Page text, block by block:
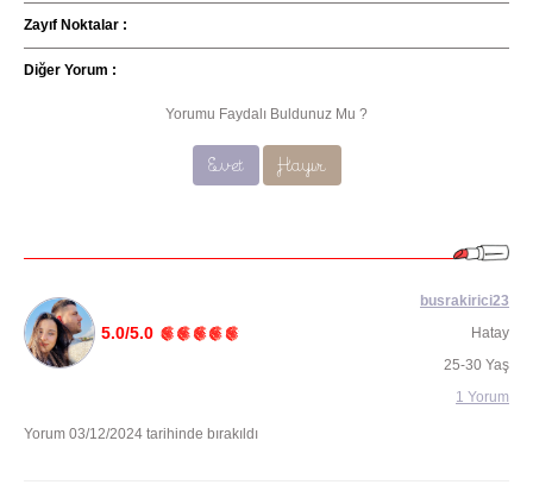
Zayıf Noktalar :
Diğer Yorum :
Yorumu Faydalı Buldunuz Mu ?
Evet Hayır
5.0/5.0
Yorum 03/12/2024 tarihinde bırakıldı
busrakirici23
Hatay
25-30 Yaş
1 Yorum